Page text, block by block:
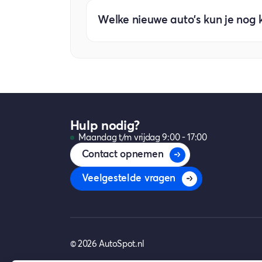
T03 zijn voorbeelden van volledig
Welke nieuwe auto's kun je nog
Hulp nodig?
Maandag t/m vrijdag 9:00 - 17:00
Contact opnemen
Veelgestelde vragen
© 2026 AutoSpot.nl